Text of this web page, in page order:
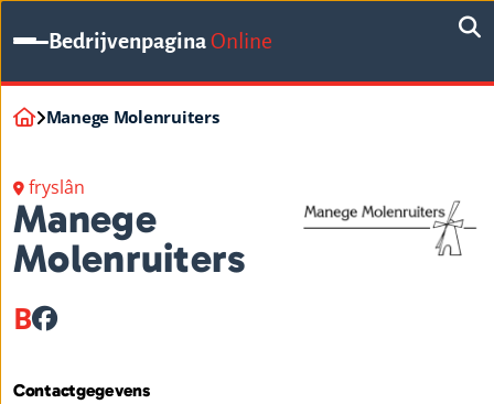
BedrijvenpaginaOnline
Manege Molenruiters
fryslân
Manege
Molenruiters
B
Contactgegevens